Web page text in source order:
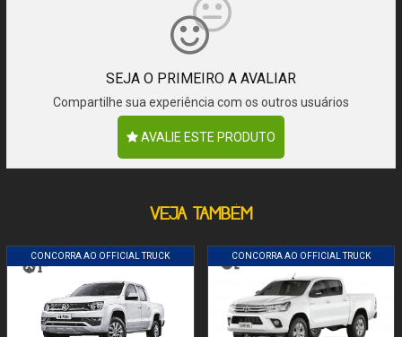
SEJA O PRIMEIRO A AVALIAR
Compartilhe sua experiência com os outros usuários
AVALIE ESTE PRODUTO
VEJA TAMBÉM
CONCORRA AO OFFICIAL TRUCK CONCORRA AO OFFICIAL TRUCK